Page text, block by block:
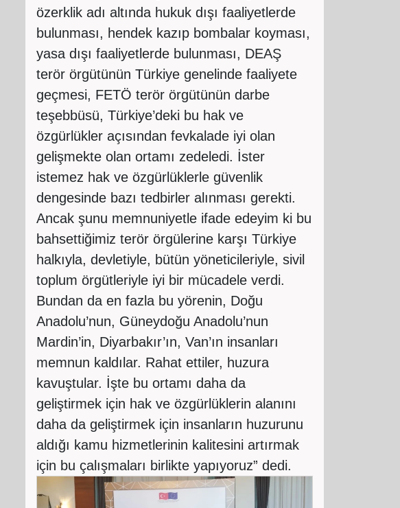
özerklik adı altında hukuk dışı faaliyetlerde
bulunması, hendek kazıp bombalar koyması,
yasa dışı faaliyetlerde bulunması, DEAŞ
terör örgütünün Türkiye genelinde faaliyete
geçmesi, FETÖ terör örgütünün darbe
teşebbüsü, Türkiye’deki bu hak ve
özgürlükler açısından fevkalade iyi olan
gelişmekte olan ortamı zedeledi. İster
istemez hak ve özgürlüklerle güvenlik
dengesinde bazı tedbirler alınması gerekti.
Ancak şunu memnuniyetle ifade edeyim ki bu
bahsettiğimiz terör örgülerine karşı Türkiye
halkıyla, devletiyle, bütün yöneticileriyle, sivil
toplum örgütleriyle iyi bir mücadele verdi.
Bundan da en fazla bu yörenin, Doğu
Anadolu’nun, Güneydoğu Anadolu’nun
Mardin’in, Diyarbakır’ın, Van’ın insanları
memnun kaldılar. Rahat ettiler, huzura
kavuştular. İşte bu ortamı daha da
geliştirmek için hak ve özgürlüklerin alanını
daha da geliştirmek için insanların huzurunu
aldığı kamu hizmetlerinin kalitesini artırmak
için bu çalışmaları birlikte yapıyoruz” dedi.